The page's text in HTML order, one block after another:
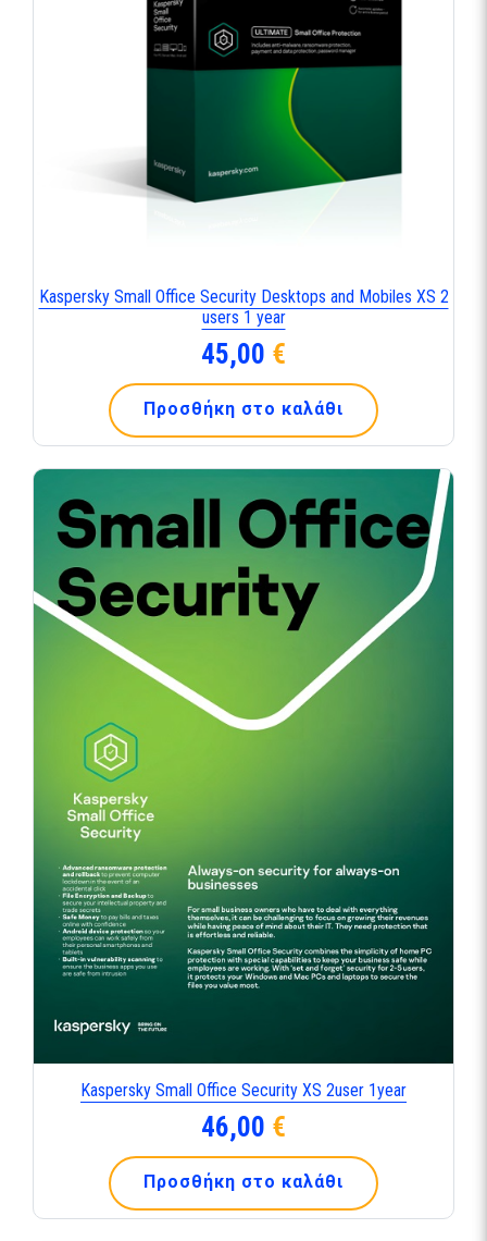
Kaspersky Small Office Security Desktops and Mobiles XS 2
users 1 year
45,00 €
Προσθήκη στο καλάθι
Kaspersky Small Office Security XS 2user 1year
46,00 €
Προσθήκη στο καλάθι